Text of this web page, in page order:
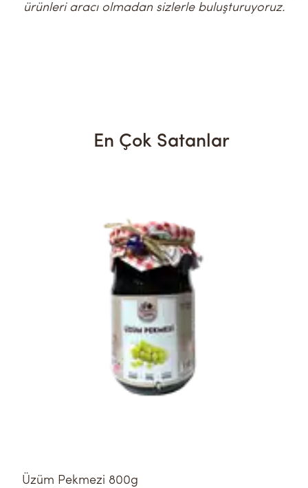
ürünleri aracı olmadan sizlerle buluşturuyoruz.
En Çok Satanlar
Üzüm Pekmezi 800g